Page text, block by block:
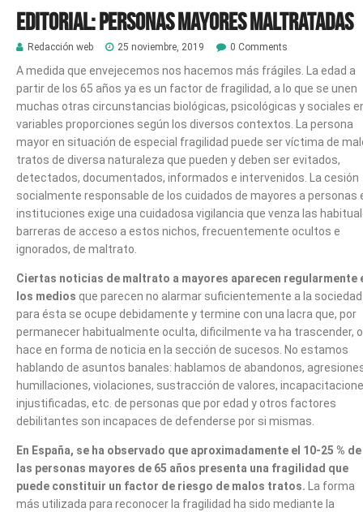
Editorial: Personas mayores maltratadas
Redacción web 25 noviembre, 2019 0 Comments
A medida que envejecemos nos hacemos más frágiles. La edad a
partir de los 65 años ya es un factor de fragilidad, a lo que se unen
muchas otras circunstancias biológicas, psicológicas y sociales
variables proporciones según los diversos contextos. La persona
mayor en situación de especial fragilidad puede ser víctima de
tratos de diversa naturaleza que pueden y deben ser evitados,
detectados, documentados, informados e intervenidos.
La cesión
socialmente responsable de los cuidados de mayores a personas
instituciones exige una cuidadosa vigilancia que venza las
barreras de acceso a estos nichos, frecuentemente ocultos e
ignorados, de maltrato.
Ciertas noticias de maltrato a mayores aparecen regularmente
los medios que parecen no alarmar suficientemente a la sociedad
para ésta se ocupe debidamente y termine con una lacra que, por
permanecer habitualmente oculta, dificilmente va ha trascender,
hace en forma de noticia en la sección de sucesos. No estamos
hablando de asuntos banales: hablamos de abandonos,
humillaciones, violaciones, sustracción de valores,
injustificadas, etc. de personas que por edad y otros factores
debilitantes son incapaces de defenderse por si mismas.
En España, se ha observado que aproximadamente el 10-25 % de
las personas mayores de 65 años presenta una fragilidad que
puede constituir un factor de riesgo de malos tratos. La forma
más utilizada para reconocer la fragilidad ha sido mediante la